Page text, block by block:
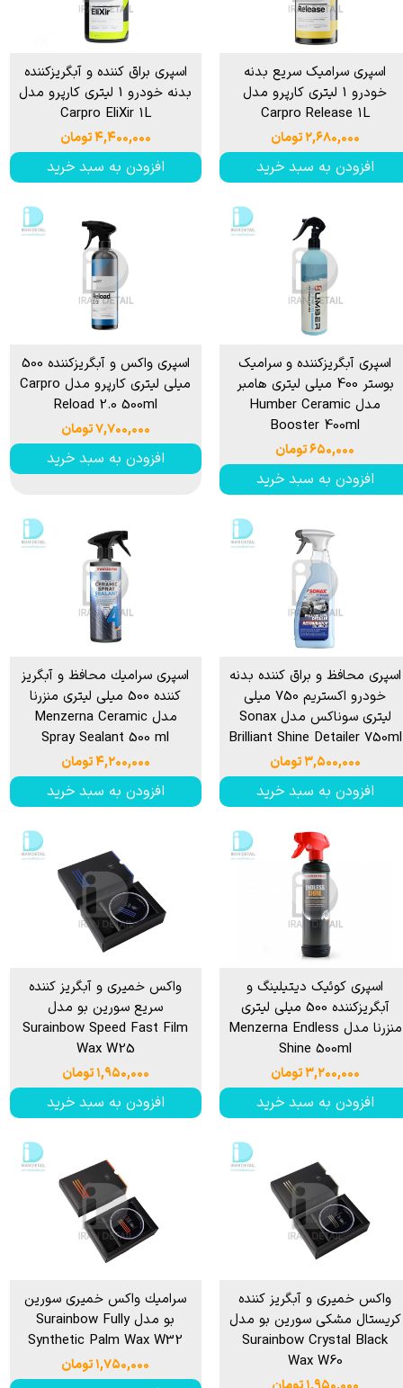
اسپری سرامیک سریع بدنه
خودرو 1 لیتری کارپرو مدل
Carpro Release 1L
۲,۶۸۰,۰۰۰ تومان
افزودن به سبد خرید
اسپری براق کننده و آبگریزکننده
بدنه خودرو 1 لیتری کارپرو مدل
Carpro EliXir 1L
۴,۴۰۰,۰۰۰ تومان
افزودن به سبد خرید
اسپری آبگریزکننده و سرامیک
بوستر 400 میلی لیتری هامبر
مدل Humber Ceramic
Booster 400ml
۶۵۰,۰۰۰ تومان
افزودن به سبد خرید
اسپری واکس و آبگریزکننده 500
میلی لیتری کارپرو مدل Carpro
Reload 2.0 500ml
۷,۷۰۰,۰۰۰ تومان
افزودن به سبد خرید
اسپری محافظ و براق کننده بدنه
خودرو اکستریم 750 میلی
لیتری سوناکس مدل Sonax
Brilliant Shine Detailer 750ml
۳,۵۰۰,۰۰۰ تومان
افزودن به سبد خرید
اسپری سرامیك محافظ و آبگریز
کننده 500 میلی لیتری منزرنا
مدل Menzerna Ceramic
Spray Sealant 500 ml
۴,۲۰۰,۰۰۰ تومان
افزودن به سبد خرید
اسپری کوئیک دیتیلینگ و
آبگریزکننده 500 میلی لیتری
منزرنا مدل Menzerna Endless
Shine 500ml
۳,۲۰۰,۰۰۰ تومان
افزودن به سبد خرید
واکس خمیری و آبگریز کننده
سریع سورین بو مدل
Surainbow Speed Fast Film
Wax W25
۱,۹۵۰,۰۰۰ تومان
افزودن به سبد خرید
واکس خمیری و آبگریز کننده
کریستال مشکی سورین بو مدل
Surainbow Crystal Black
Wax W60
سرامیك واكس خميری سورین
بو مدل Surainbow Fully
Synthetic Palm Wax W32
۱,۷۵۰,۰۰۰ تومان